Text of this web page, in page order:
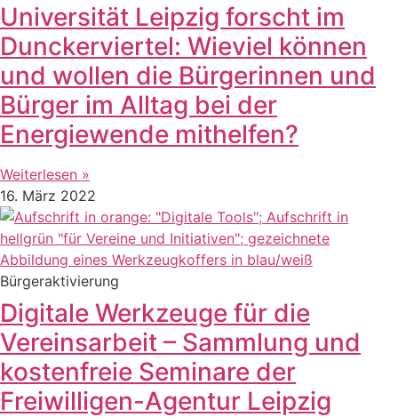
Universität Leipzig forscht im
Dunckerviertel: Wieviel können
und wollen die Bürgerinnen und
Bürger im Alltag bei der
Energiewende mithelfen?
Weiterlesen »
16. März 2022
Bürgeraktivierung
Digitale Werkzeuge für die
Vereinsarbeit – Sammlung und
kostenfreie Seminare der
Freiwilligen-Agentur Leipzig